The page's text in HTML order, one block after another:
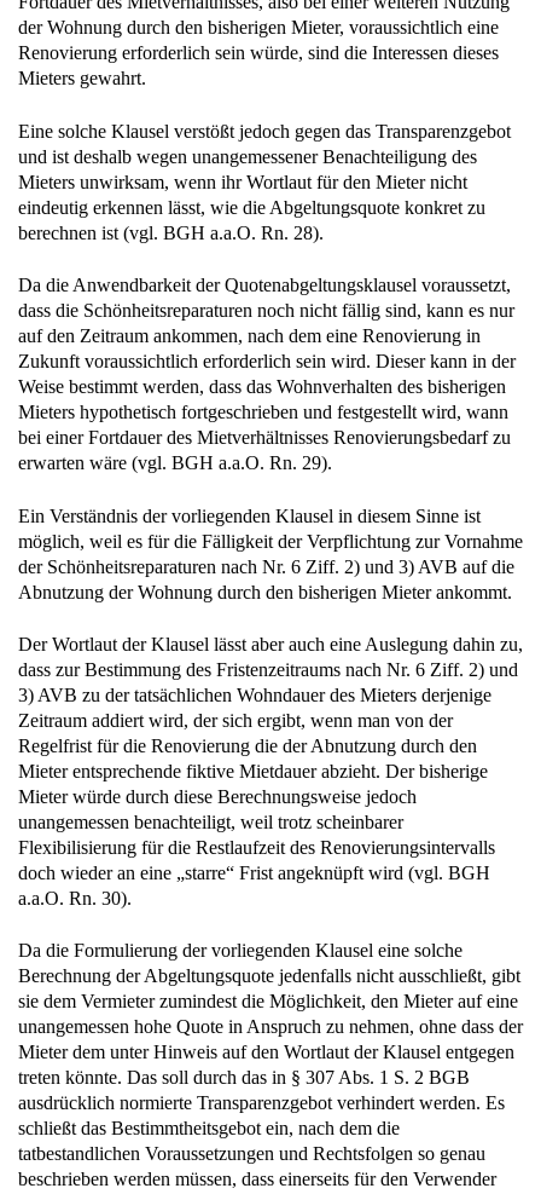
der Wohnung durch den bisherigen Mieter, voraussichtlich eine
Renovierung erforderlich sein würde, sind die Interessen dieses
Mieters gewahrt.
Eine solche Klausel verstößt jedoch gegen das Transparenzgebot
und ist deshalb wegen unangemessener Benachteiligung des
Mieters unwirksam, wenn ihr Wortlaut für den Mieter nicht
eindeutig erkennen lässt, wie die Abgeltungsquote konkret zu
berechnen ist (vgl. BGH a.a.O. Rn. 28).
Da die Anwendbarkeit der Quotenabgeltungsklausel voraussetzt,
dass die Schönheitsreparaturen noch nicht fällig sind, kann es nur
auf den Zeitraum ankommen, nach dem eine Renovierung in
Zukunft voraussichtlich erforderlich sein wird. Dieser kann in der
Weise bestimmt werden, dass das Wohnverhalten des bisherigen
Mieters hypothetisch fortgeschrieben und festgestellt wird, wann
bei einer Fortdauer des Mietverhältnisses Renovierungsbedarf zu
erwarten wäre (vgl. BGH a.a.O. Rn. 29).
Ein Verständnis der vorliegenden Klausel in diesem Sinne ist
möglich, weil es für die Fälligkeit der Verpflichtung zur Vornahme
der Schönheitsreparaturen nach Nr. 6 Ziff. 2) und 3) AVB auf die
Abnutzung der Wohnung durch den bisherigen Mieter ankommt.
Der Wortlaut der Klausel lässt aber auch eine Auslegung dahin zu,
dass zur Bestimmung des Fristenzeitraums nach Nr. 6 Ziff. 2) und
3) AVB zu der tatsächlichen Wohndauer des Mieters derjenige
Zeitraum addiert wird, der sich ergibt, wenn man von der
Regelfrist für die Renovierung die der Abnutzung durch den
Mieter entsprechende fiktive Mietdauer abzieht. Der bisherige
Mieter würde durch diese Berechnungsweise jedoch
unangemessen benachteiligt, weil trotz scheinbarer
Flexibilisierung für die Restlaufzeit des Renovierungsintervalls
doch wieder an eine „starre“ Frist angeknüpft wird (vgl. BGH
a.a.O. Rn. 30).
Da die Formulierung der vorliegenden Klausel eine solche
Berechnung der Abgeltungsquote jedenfalls nicht ausschließt, gibt
sie dem Vermieter zumindest die Möglichkeit, den Mieter auf eine
unangemessen hohe Quote in Anspruch zu nehmen, ohne dass der
Mieter dem unter Hinweis auf den Wortlaut der Klausel entgegen
treten könnte. Das soll durch das in § 307 Abs. 1 S. 2 BGB
ausdrücklich normierte Transparenzgebot verhindert werden. Es
schließt das Bestimmtheitsgebot ein, nach dem die
tatbestandlichen Voraussetzungen und Rechtsfolgen so genau
beschrieben werden müssen, dass einerseits für den Verwender